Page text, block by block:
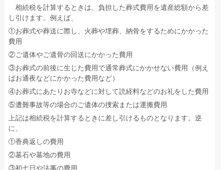
相続税を計算するときは、負担した葬式費用を遺産総額から差
し引けます。例えば、
①お葬式や葬送に際し、火葬や埋葬、納骨をするためにかかった
費用
②ご遺体やご遺骨の回送にかかった費用
③お葬式の前後に生じた費用で通常葬式にかかせない費用（例え
ばお通夜などにかかった費用など）
④お葬式にあたりお寺などに対して読経料などのお礼をした費用
⑤遭難事故等の場合のご遺体の捜索または運搬費用
上記は相続税を計算するときに差し引けるものとなります。逆
に、
①香典返しの費用
②墓石や墓地の費用
③初七日や法事の費用